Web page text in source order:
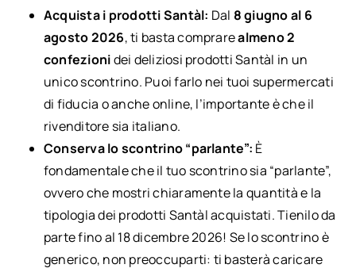
Acquista i prodotti Santàl: Dal 8 giugno al 6
agosto 2026, ti basta comprarealmeno 2
confezionidei deliziosi prodotti Santàl in un
unico scontrino. Puoi farlo nei tuoi supermercati
di fiducia o anche online, l’importante è che il
rivenditore sia italiano.
Conserva lo scontrino “parlante”: È
fondamentale che il tuo scontrino sia “parlante”,
ovvero che mostri chiaramente la quantità e la
tipologia dei prodotti Santàl acquistati. Tienilo da
parte fino al 18 dicembre 2026! Se lo scontrino è
generico, non preoccuparti: ti basterà caricare